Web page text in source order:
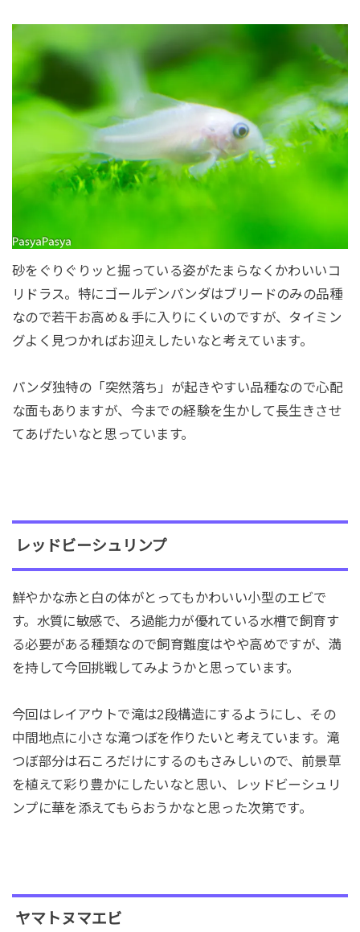
砂をぐりぐりッと掘っている姿がたまらなくかわいいコ
リドラス。特にゴールデンパンダはブリードのみの品種
なので若干お高め＆手に入りにくいのですが、タイミン
グよく見つかればお迎えしたいなと考えています。
パンダ独特の「突然落ち」が起きやすい品種なので心配
な面もありますが、今までの経験を生かして長生きさせ
てあげたいなと思っています。
レッドビーシュリンプ
鮮やかな赤と白の体がとってもかわいい小型のエビで
す。水質に敏感で、ろ過能力が優れている水槽で飼育す
る必要がある種類なので飼育難度はやや高めですが、満
を持して今回挑戦してみようかと思っています。
今回はレイアウトで滝は2段構造にするようにし、その
中間地点に小さな滝つぼを作りたいと考えています。滝
つぼ部分は石ころだけにするのもさみしいので、前景草
を植えて彩り豊かにしたいなと思い、レッドビーシュリ
ンプに華を添えてもらおうかなと思った次第です。
ヤマトヌマエビ